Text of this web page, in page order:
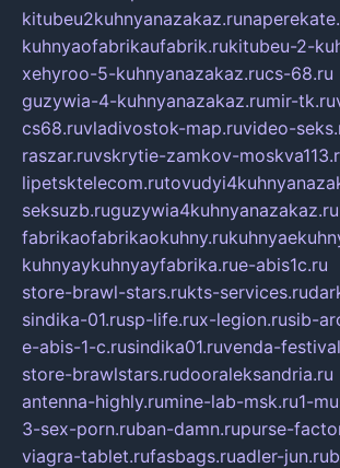
kitubeu2kuhnyanazakaz.ru
kuhnyaofabrikaufabrik.rukitubeu-2-
xehyroo-5-kuhnyanazakaz.rucs-68.ru
guzywia-4-kuhnyanazakaz.rumir-tk.ru
cs68.ruvladivostok-map.ruvideo-
raszar.ruvskrytie-zamkov-
lipetsktelecom.ru
seksuzb.ruguzywia4kuhnyanazakaz.ru
fabrikaofabrikaokuhny.ru
kuhnyaykuhnyayfabrika.rue-abis1c.ru
store-brawl-stars.rukts-services.ru
sindika-01.rusp-life.rux-legion.rusib-
e-abis-1-c.rusindika01.ruvenda-
store-brawlstars.rudooraleksandria.ru
antenna-highly.rumine-lab-msk.ru1-
3-sex-porn.ruban-damn.rupurse-
viagra-tablet.rufasbags.ruadler-jun.ru